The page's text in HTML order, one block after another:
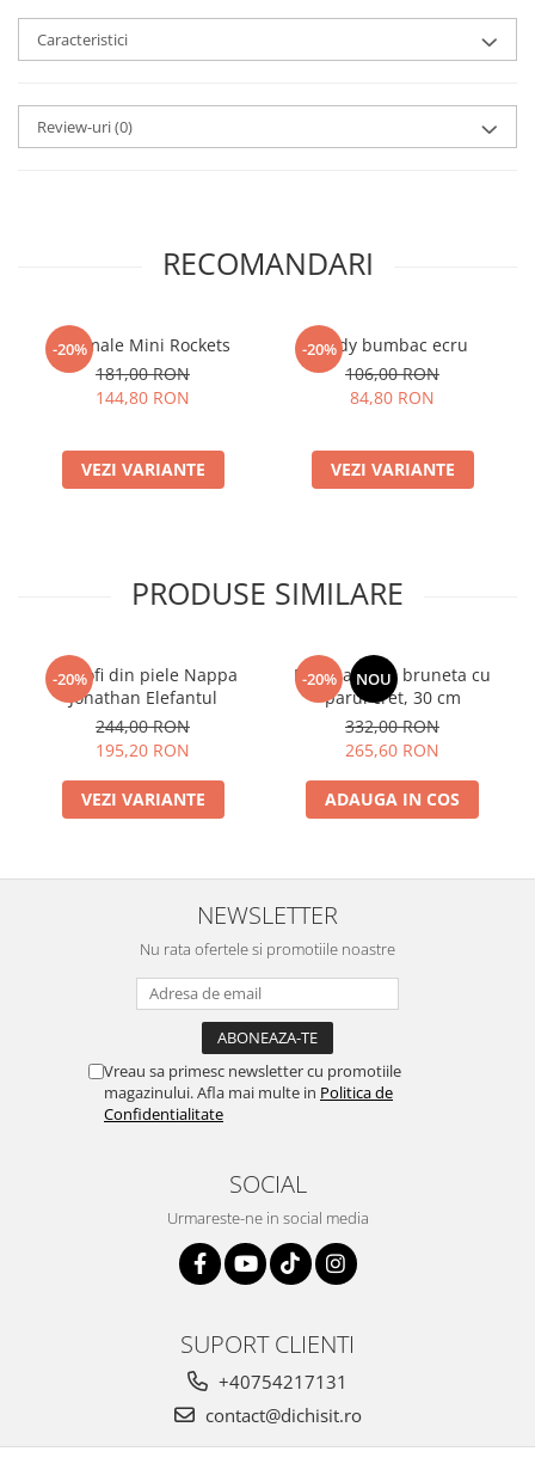
Caracteristici
Review-uri(0)
RECOMANDARI
-20%
Pijamale Mini Rockets
181,00 RON
144,80 RON
VEZI VARIANTE
-20%Body bumbac ecru
106,00 RON
84,80 RON
VEZI VARIANTE
PRODUSE SIMILARE
-20%
Pantofi din piele Nappa
Jonathan Elefantul
244,00 RON
195,20 RON
VEZI VARIANTE
-20% NOU
Papusa Mia - bruneta cu
parul cret, 30 cm
332,00 RON
265,60 RON
ADAUGA IN COS
NEWSLETTER
Nu rata ofertele si promotiile noastre
Vreau sa primesc newsletter cu promotiile
magazinului. Afla mai multe in Politica de
Confidentialitate
SOCIAL
Urmareste-ne in social media
SUPORT CLIENTI
+40754217131
contact@dichisit.ro